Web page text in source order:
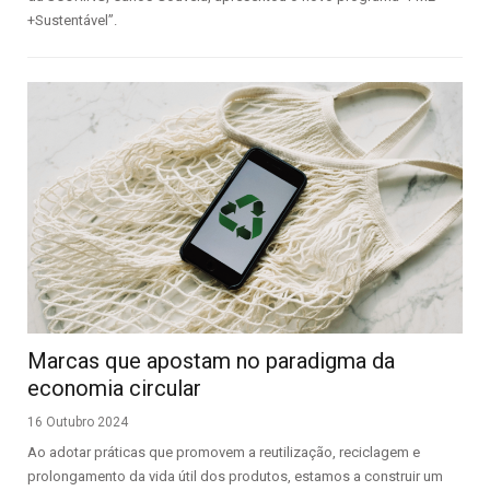
+Sustentável”.
Marcas que apostam no paradigma da
economia circular
16 Outubro 2024
Ao adotar práticas que promovem a reutilização, reciclagem e
prolongamento da vida útil dos produtos, estamos a construir um